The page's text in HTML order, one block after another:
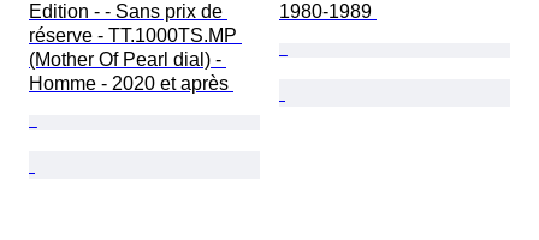
Edition - - Sans prix de
réserve - TT.1000TS.MP
(Mother Of Pearl dial) -
Homme - 2020 et après
1980-1989